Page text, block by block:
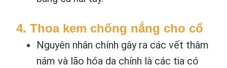
4. Thoa kem chống nắng cho cổ
Nguyên nhân chính gây ra các vết thâm
nám và lão hóa da chính là các tia có